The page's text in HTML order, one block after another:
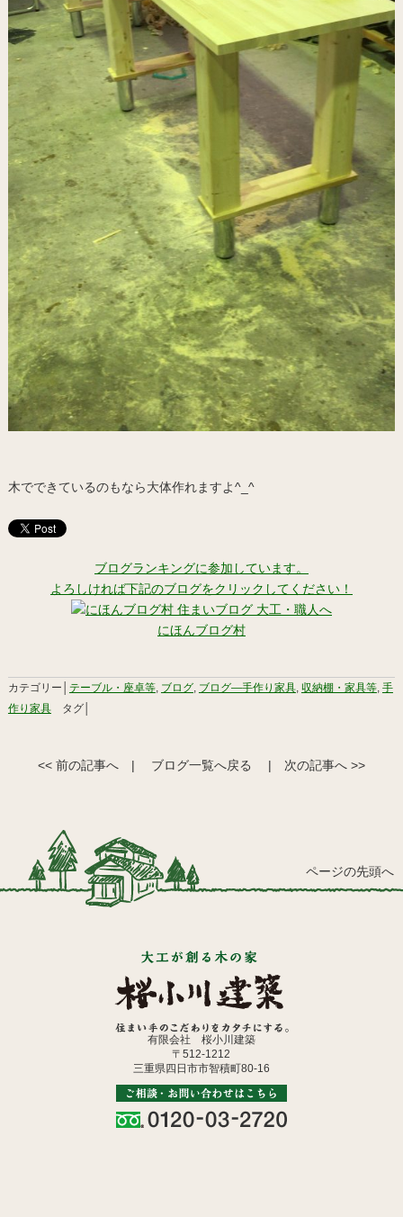
木でできているのもなら大体作れますよ^_^
ブログランキングに参加しています。
よろしければ下記のブログをクリックしてください！
にほんブログ村
カテゴリー│ テーブル・座卓等, ブログ, ブログ―手作り家具, 収納棚・家具等, 手
作り家具タグ│
<< 前の記事へ | ブログ一覧へ戻る | 次の記事へ >>
ページの先頭へ
有限会社 桜小川建築
〒512-1212
三重県四日市市智積町80-16